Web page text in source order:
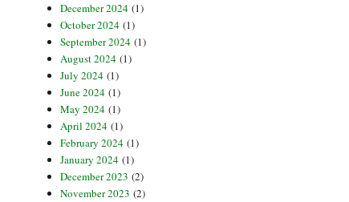
December 2024 (1)
October 2024 (1)
September 2024 (1)
August 2024 (1)
July 2024 (1)
June 2024 (1)
May 2024 (1)
April 2024 (1)
February 2024 (1)
January 2024 (1)
December 2023 (2)
November 2023 (2)